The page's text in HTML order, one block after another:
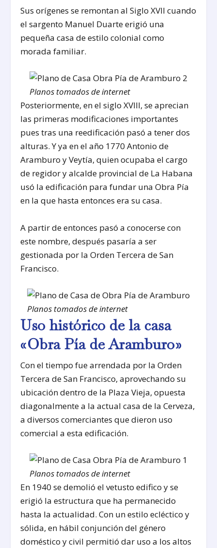
Sus orígenes se remontan al Siglo XVII cuando
el sargento Manuel Duarte erigió una
pequeña casa de estilo colonial como
morada familiar.
Planos tomados de internet
Posteriormente, en el siglo XVIII, se aprecian
las primeras modificaciones importantes
pues tras una reedificación pasó a tener dos
alturas. Y ya en el año 1770 Antonio de
Aramburo y Veytía, quien ocupaba el cargo
de regidor y alcalde provincial de La Habana
usó la edificación para fundar una Obra Pía
en la que hasta entonces era su casa.
A partir de entonces pasó a conocerse con
este nombre, después pasaría a ser
gestionada por la Orden Tercera de San
Francisco.
Planos tomados de internet
Uso histórico de la casa
«Obra Pía de Aramburo»
Con el tiempo fue arrendada por la Orden
Tercera de San Francisco, aprovechando su
ubicación dentro de la Plaza Vieja, opuesta
diagonalmente a la actual casa de la Cerveza,
a diversos comerciantes que dieron uso
comercial a esta edificación.
Planos tomados de internet
En 1940 se demolió el vetusto edifico y se
erigió la estructura que ha permanecido
hasta la actualidad. Con un estilo ecléctico y
sólida, en hábil conjunción del género
doméstico y civil permitió dar uso a los altos